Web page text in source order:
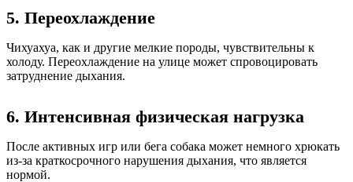
5. Переохлаждение
Чихуахуа, как и другие мелкие породы, чувствительны к
холоду. Переохлаждение на улице может спровоцировать
затруднение дыхания.
6. Интенсивная физическая нагрузка
После активных игр или бега собака может немного хрюкать
из-за краткосрочного нарушения дыхания, что является
нормой.